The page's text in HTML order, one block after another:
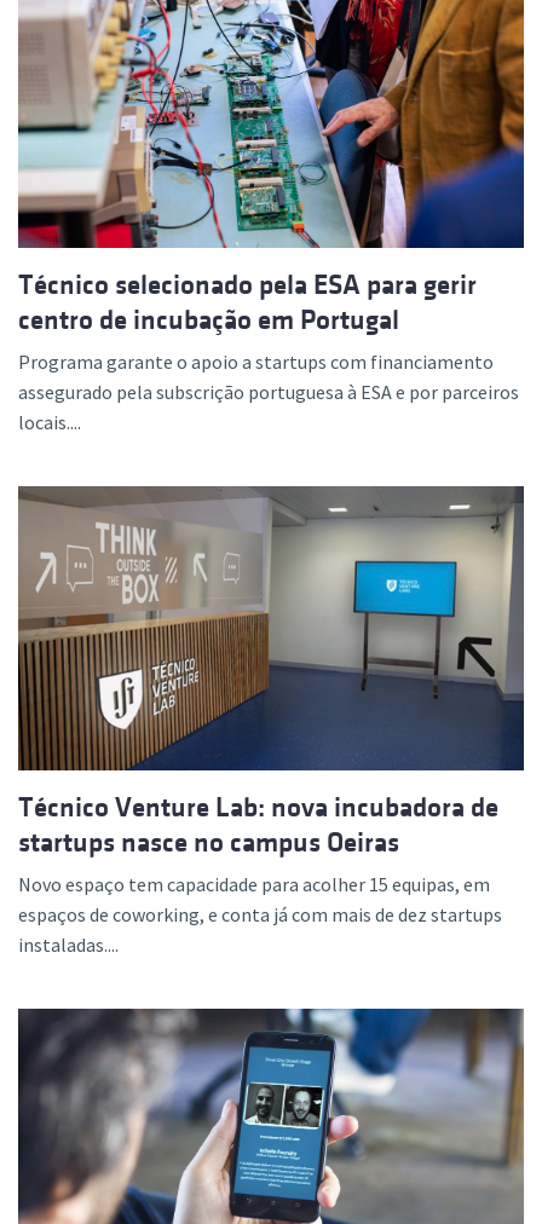
Técnico selecionado pela ESA para gerir
centro de incubação em Portugal
Programa garante o apoio a startups com financiamento
assegurado pela subscrição portuguesa à ESA e por parceiros
locais....
Técnico Venture Lab: nova incubadora de
startups nasce no campus Oeiras
Novo espaço tem capacidade para acolher 15 equipas, em
espaços de coworking, e conta já com mais de dez startups
instaladas....